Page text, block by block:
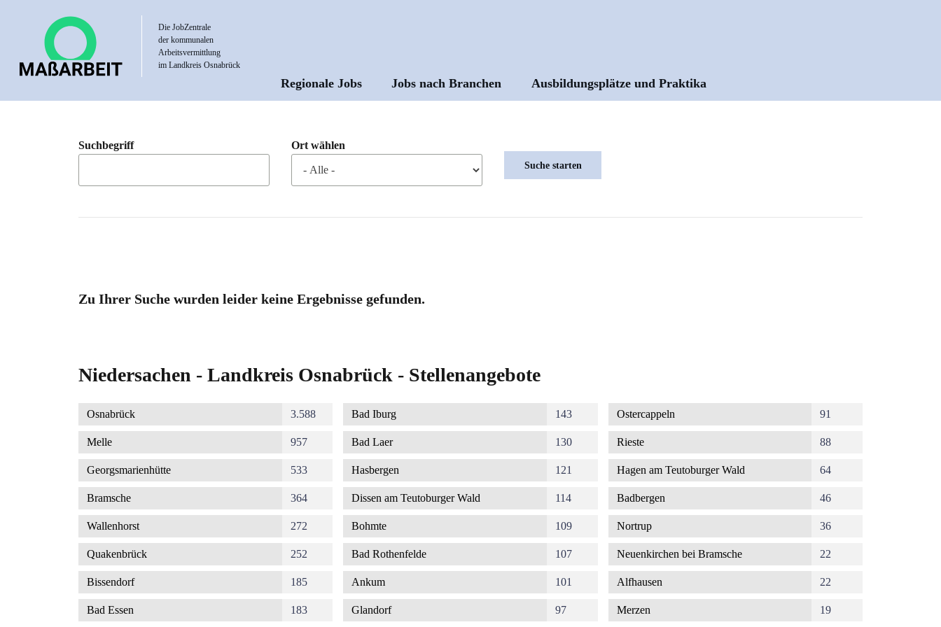
Die JobZentrale
der kommunalen
Arbeitsvermittlung
im Landkreis Osnabrück
Hauptnavigation
Regionale Jobs Jobs nach Branchen Ausbildungsplätze und Praktika
Suchbegriff Ort wählen
Zu Ihrer Suche wurden leider keine Ergebnisse gefunden.
Niedersachen - Landkreis Osnabrück - Stellenangebote
Osnabrück 3.588
Melle 957
Georgsmarienhütte 533
Bramsche 364
Wallenhorst 272
Quakenbrück 252
Bissendorf 185
Bad Essen 183
Bad Iburg 143
Bad Laer 130
Hasbergen 121
Dissen am Teutoburger Wald 114
Bohmte 109
Bad Rothenfelde 107
Ankum 101
Glandorf 97
Ostercappeln 91
Rieste 88
Hagen am Teutoburger Wald 64
Badbergen 46
Nortrup 36
Neuenkirchen bei Bramsche 22
Alfhausen 22
Merzen 19